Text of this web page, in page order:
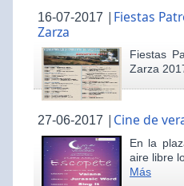
16-07-2017 | Fiestas
Zarza
Fiestas
Zarza
27-06-2017 | Cine de
En la
aire libre
Más